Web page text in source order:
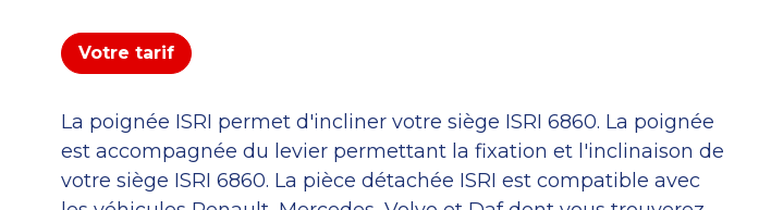
Votre tarif
La poignée ISRI permet d'incliner votre siège ISRI 6860. La poignée
est accompagnée du levier permettant la fixation et l'inclinaison de
votre siège ISRI 6860. La pièce détachée ISRI est compatible avec